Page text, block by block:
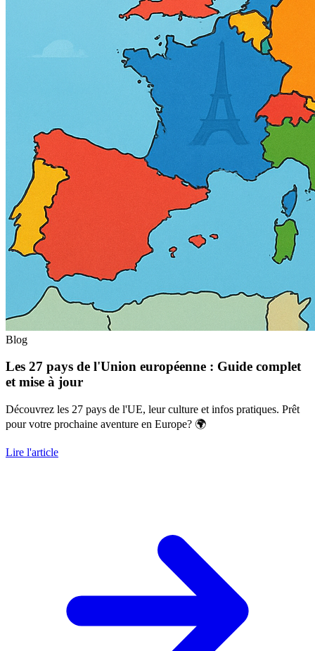
Blog
Les 27 pays de l'Union européenne : Guide complet
et mise à jour
Découvrez les 27 pays de l'UE, leur culture et infos pratiques. Prêt
pour votre prochaine aventure en Europe? 🌍
Lire l'article